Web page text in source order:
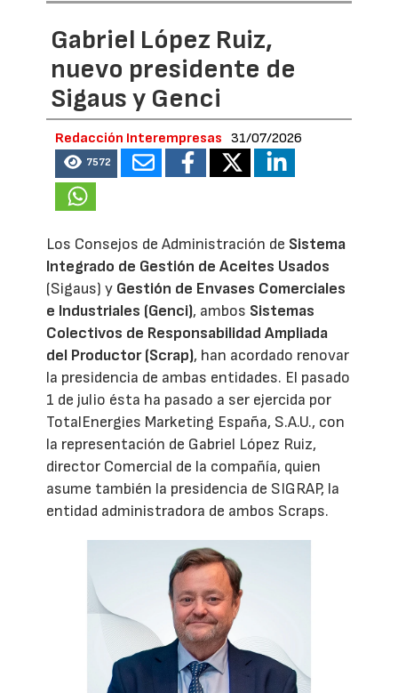
Gabriel López Ruiz,
nuevo presidente de
Sigaus y Genci
Redacción Interempresas 31/07/2026
7572
Los Consejos de Administración de Sistema
Integrado de Gestión de Aceites Usados
(Sigaus) y Gestión de Envases Comerciales
e Industriales (Genci), ambos Sistemas
Colectivos de Responsabilidad Ampliada
del Productor (Scrap), han acordado renovar
la presidencia de ambas entidades. El pasado
1 de julio ésta ha pasado a ser ejercida por
TotalEnergies Marketing España, S.A.U., con
la representación de Gabriel López Ruiz,
director Comercial de la compañía, quien
asume también la presidencia de SIGRAP, la
entidad administradora de ambos Scraps.